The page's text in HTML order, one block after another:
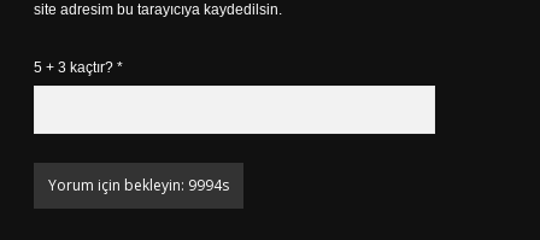
site adresim bu tarayıcıya kaydedilsin.
5 + 3 kaçtır? *